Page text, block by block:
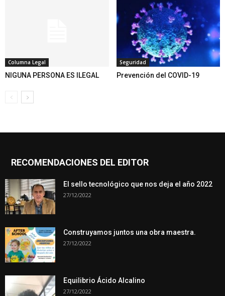
Columna Legal
NIGUNA PERSONA ES ILEGAL
Seguridad
Prevención del COVID-19
RECOMENDACIONES DEL EDITOR
El sello tecnológico que nos deja el año 2022
27/12/2022
Construyamos juntos una obra maestra.
27/12/2022
Equilibrio Ácido Alcalino
27/12/2022